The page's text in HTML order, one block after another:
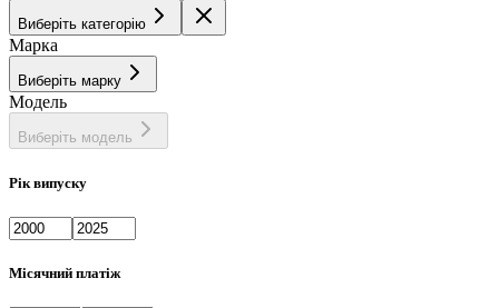
Виберіть категорію
Марка
Виберіть марку
Модель
Виберіть модель
Рік випуску
Місячний платіж